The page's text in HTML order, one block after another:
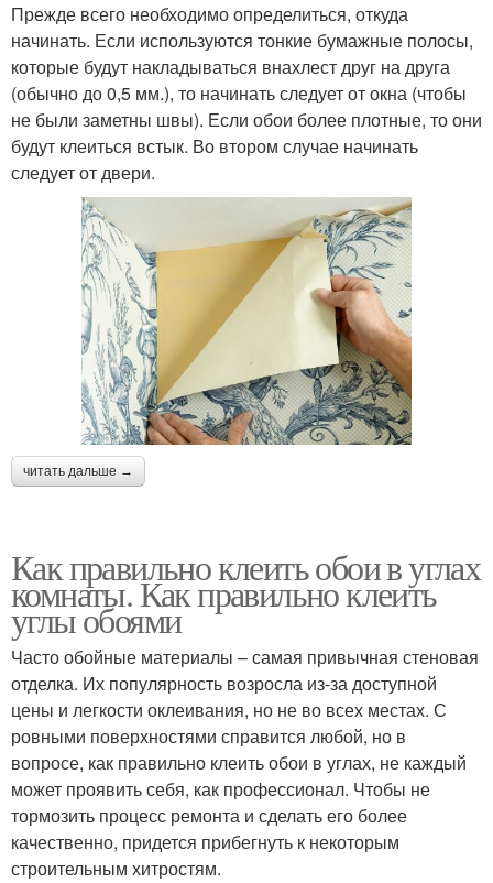
Прежде всего необходимо определиться, откуда
начинать. Если используются тонкие бумажные полосы,
которые будут накладываться внахлест друг на друга
(обычно до 0,5 мм.), то начинать следует от окна (чтобы
не были заметны швы). Если обои более плотные, то они
будут клеиться встык. Во втором случае начинать
следует от двери.
читать дальше →
Как правильно клеить обои в углах
комнаты. Как правильно клеить
углы обоями
Часто обойные материалы – самая привычная стеновая
отделка. Их популярность возросла из-за доступной
цены и легкости оклеивания, но не во всех местах. С
ровными поверхностями справится любой, но в
вопросе, как правильно клеить обои в углах, не каждый
может проявить себя, как профессионал. Чтобы не
тормозить процесс ремонта и сделать его более
качественно, придется прибегнуть к некоторым
строительным хитростям.